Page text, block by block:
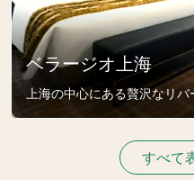
ベラージオ上海
上海の中心にある贅沢なリ
すべて